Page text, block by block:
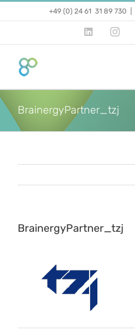
+49 (0) 24 61 31 89 730
LinkedIn
BrainergyPartner_tzj
BrainergyPartner_tzj